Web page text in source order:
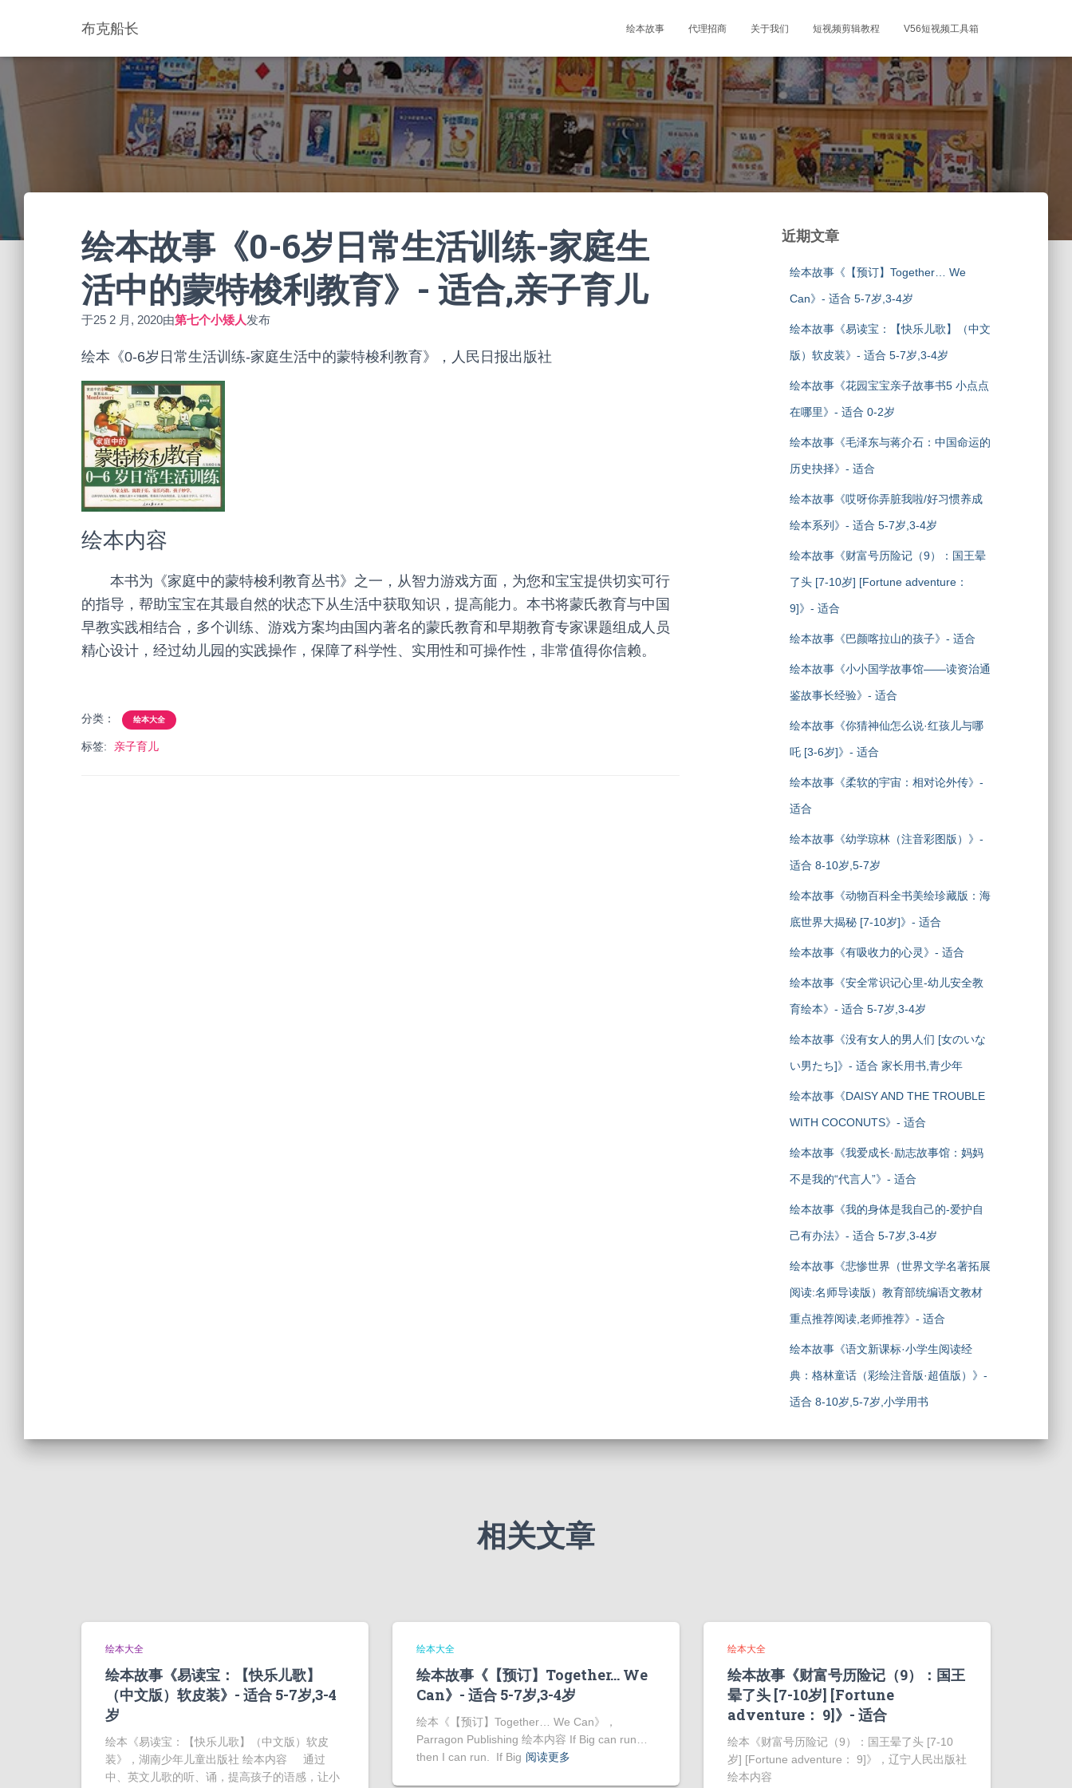
布克船长 绘本故事 代理招商 关于我们 短视频剪辑教程 V56短视频工具箱
绘本故事《0-6岁日常生活训练-家庭生
活中的蒙特梭利教育》- 适合,亲子育儿
于25 2 月, 2020由第七个小矮人发布
绘本《0-6岁日常生活训练-家庭生活中的蒙特梭利教育》，人民日报出版社
绘本内容
本书为《家庭中的蒙特梭利教育丛书》之一，从智力游戏方面，为您和宝宝提供切实可行
的指导，帮助宝宝在其最自然的状态下从生活中获取知识，提高能力。本书将蒙氏教育与中国
早教实践相结合，多个训练、游戏方案均由国内著名的蒙氏教育和早期教育专家课题组成人员
精心设计，经过幼儿园的实践操作，保障了科学性、实用性和可操作性，非常值得你信赖。
分类： 绘本大全
标签: 亲子育儿
近期文章
绘本故事《【预订】Together… We
Can》- 适合 5-7岁,3-4岁
绘本故事《易读宝：【快乐儿歌】（中文
版）软皮装》- 适合 5-7岁,3-4岁
绘本故事《花园宝宝亲子故事书5 小点点
在哪里》- 适合 0-2岁
绘本故事《毛泽东与蒋介石：中国命运的
历史抉择》- 适合
绘本故事《哎呀你弄脏我啦/好习惯养成
绘本系列》- 适合 5-7岁,3-4岁
绘本故事《财富号历险记（9）：国王晕
了头 [7-10岁] [Fortune adventure：
9]》- 适合
绘本故事《巴颜喀拉山的孩子》- 适合
绘本故事《小小国学故事馆——读资治通
鉴故事长经验》- 适合
绘本故事《你猜神仙怎么说·红孩儿与哪
吒 [3-6岁]》- 适合
绘本故事《柔软的宇宙：相对论外传》-
适合
绘本故事《幼学琼林（注音彩图版）》-
适合 8-10岁,5-7岁
绘本故事《动物百科全书美绘珍藏版：海
底世界大揭秘 [7-10岁]》- 适合
绘本故事《有吸收力的心灵》- 适合
绘本故事《安全常识记心里-幼儿安全教
育绘本》- 适合 5-7岁,3-4岁
绘本故事《没有女人的男人们 [女のいな
い男たち]》- 适合 家长用书,青少年
绘本故事《DAISY AND THE TROUBLE
WITH COCONUTS》- 适合
绘本故事《我爱成长·励志故事馆：妈妈
不是我的“代言人”》- 适合
绘本故事《我的身体是我自己的-爱护自
己有办法》- 适合 5-7岁,3-4岁
绘本故事《悲惨世界（世界文学名著拓展
阅读:名师导读版）教育部统编语文教材
重点推荐阅读,老师推荐》- 适合
绘本故事《语文新课标·小学生阅读经
典：格林童话（彩绘注音版·超值版）》-
适合 8-10岁,5-7岁,小学用书
相关文章
绘本大全
绘本故事《易读宝：【快乐儿歌】
（中文版）软皮装》- 适合 5-7岁,3-4
岁
绘本《易读宝：【快乐儿歌】（中文版）软皮
装》，湖南少年儿童出版社 绘本内容 通过
中、英文儿歌的听、诵，提高孩子的语感，让小
绘本大全
绘本故事《【预订】Together… We
Can》- 适合 5-7岁,3-4岁
绘本《【预订】Together… We Can》，
Parragon Publishing 绘本内容 If Big can run…
then I can run. If Big 阅读更多
绘本大全
绘本故事《财富号历险记（9）：国王
晕了头 [7-10岁] [Fortune
adventure： 9]》- 适合
绘本《财富号历险记（9）：国王晕了头 [7-10
岁] [Fortune adventure： 9]》，辽宁人民出版社
绘本内容